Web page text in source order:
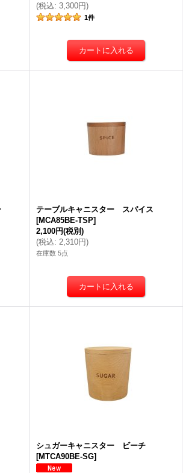
(税込: 3,300円)
1件
テーブルキャニスター スパイス
[MCA85BE-TSP]
2,100円(税別)
(税込: 2,310円)
在庫数 5点
シュガーキャニスター ビーチ
[MTCA90BE-SG]